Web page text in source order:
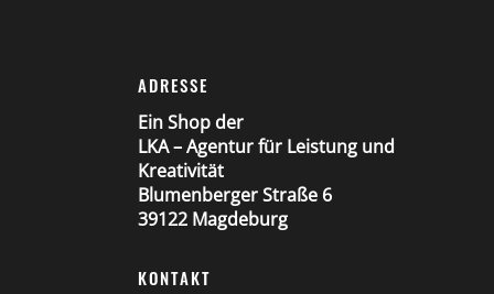
ADRESSE
Ein Shop der
LKA – Agentur für Leistung und
Kreativität
Blumenberger Straße 6
39122 Magdeburg
KONTAKT